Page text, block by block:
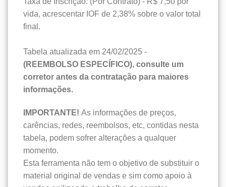
vida, acrescentar IOF de 2,38% sobre o valor total
final.
Tabela atualizada em 24/02/2025 -
(REEMBOLSO ESPECÍFICO), consulte um
corretor antes da contratação para maiores
informações.
IMPORTANTE! As informações de preços,
carências, redes, reembolsos, etc, contidas nesta
tabela, podem sofrer alterações a qualquer
momento.
Esta ferramenta não tem o objetivo de substituir o
material original de vendas e sim como apoio à